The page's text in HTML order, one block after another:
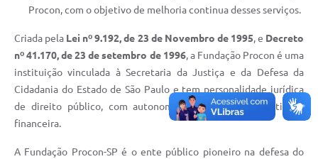
Procon, com o objetivo de melhoria continua desses serviços.
Criada pela Lei nº 9.192, de 23 de Novembro de 1995, e Decreto
nº 41.170, de 23 de setembro de 1996, a Fundação Procon é uma
instituição vinculada à Secretaria da Justiça e da Defesa da
Cidadania do Estado de São Paulo e tem personalidade jurídica
de direito público, com autonomia técnica, administrativa e
financeira.
A Fundação Procon-SP é o ente público pioneiro na defesa do